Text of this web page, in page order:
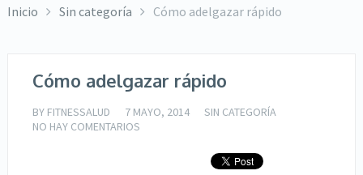
Inicio Sin categoría Cómo adelgazar rápido
Cómo adelgazar rápido
BY FITNESSALUD 7 MAYO, 2014
SIN CATEGORÍA
NO HAY COMENTARIOS